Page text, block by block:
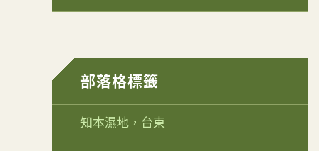
部落格標籤
知本濕地，台東